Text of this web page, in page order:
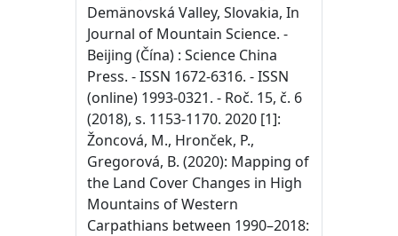
Demänovská Valley, Slovakia, In
Journal of Mountain Science. -
Beijing (Čína) : Science China
Press. - ISSN 1672-6316. - ISSN
(online) 1993-0321. - Roč. 15, č. 6
(2018), s. 1153-1170. 2020 [1]:
Žoncová, M., Hronček, P.,
Gregorová, B. (2020): Mapping of
the Land Cover Changes in High
Mountains of Western
Carpathians between 1990–2018: